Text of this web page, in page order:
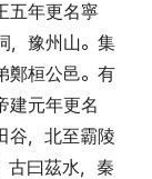
五年更名寧
， 豫州山。 集
鄭桓公邑。 有
建元年更名
谷， 北至霸陵
古曰茲水， 秦